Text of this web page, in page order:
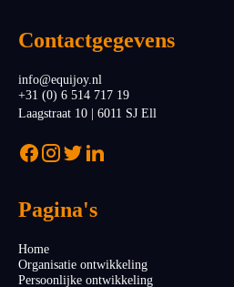
Contactgegevens
info@equijoy.nl
+31 (0) 6 514 717 19
Laagstraat 10 | 6011 SJ Ell
Pagina's
Home
Organisatie ontwikkeling
Persoonlijke ontwikkeling